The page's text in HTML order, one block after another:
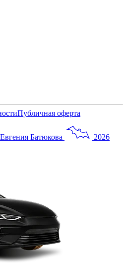
Публичная оферта
Евгения Батюкова
2026